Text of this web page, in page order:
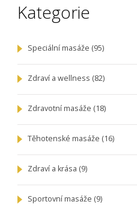
Kategorie
Speciální masáže (95)
Zdraví a wellness (82)
Zdravotní masáže (18)
Těhotenské masáže (16)
Zdraví a krása (9)
Sportovní masáže (9)